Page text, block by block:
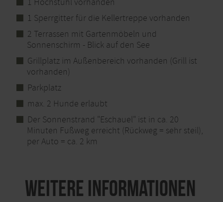
1 Sperrgitter für die Kellertreppe vorhanden
2 Terrassen mit Gartenmöbeln und
Sonnenschirm - Blick auf den See
Grillplatz im Außenbereich vorhanden (Grill ist
vorhanden)
Parkplatz
max. 2 Hunde erlaubt
Der Sonnenstrand "Eschauel" ist in ca. 20
Minuten Fußweg erreicht (Rückweg = sehr steil),
per Auto = ca. 2 km
Weitere Informationen